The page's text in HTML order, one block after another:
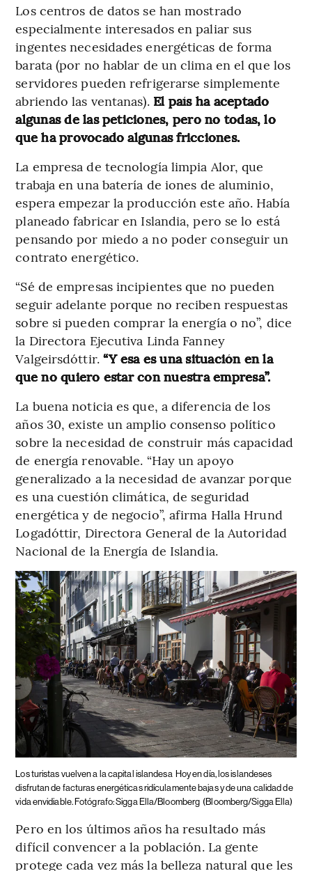
Los centros de datos se han mostrado
especialmente interesados en paliar sus
ingentes necesidades energéticas de forma
barata (por no hablar de un clima en el que los
servidores pueden refrigerarse simplemente
abriendo las ventanas).El país ha aceptado
algunas de las peticiones, pero no todas, lo
que ha provocado algunas fricciones.
La empresa de tecnología limpia Alor, que
trabaja en una batería de iones de aluminio,
espera empezar la producción este año. Había
planeado fabricar en Islandia, pero se lo está
pensando por miedo a no poder conseguir un
contrato energético.
“Sé de empresas incipientes que no pueden
seguir adelante porque no reciben respuestas
sobre si pueden comprar la energía o no”, dice
la Directora Ejecutiva Linda Fanney
Valgeirsdóttir. “Y esa es una situación en la
que no quiero estar con nuestra empresa”.
La buena noticia es que, a diferencia de los
años 30, existe un amplio consenso político
sobre la necesidad de construir más capacidad
de energía renovable. “Hay un apoyo
generalizado a la necesidad de avanzar porque
es una cuestión climática, de seguridad
energética y de negocio”, afirma Halla Hrund
Logadóttir, Directora General de la Autoridad
Nacional de la Energía de Islandia.
Los turistas vuelven a la capital islandesa Hoy en día, los islandeses
disfrutan de facturas energéticas ridículamente bajas y de una calidad de
vida envidiable. Fotógrafo: Sigga Ella/Bloomberg (Bloomberg/Sigga Ella)
Pero en los últimos años ha resultado más
difícil convencer a la población. La gente
protege cada vez más la belleza natural que les